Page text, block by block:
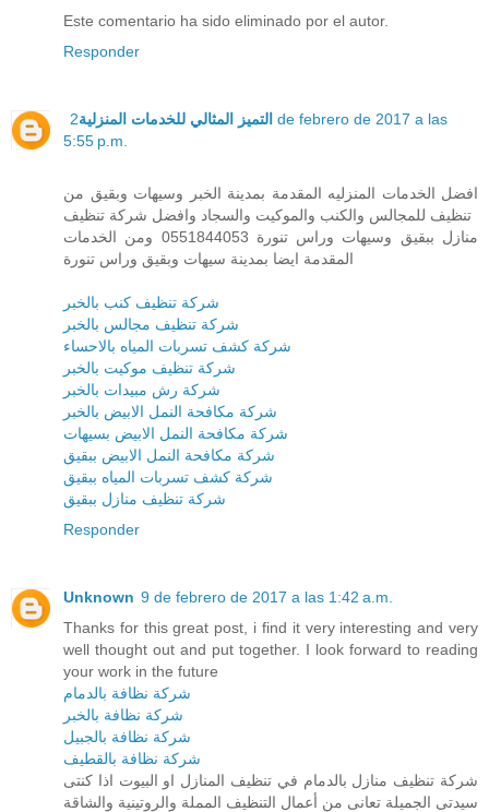
Este comentario ha sido eliminado por el autor.
Responder
التميز المثالي للخدمات المنزلية2 de febrero de 2017 a las
5:55 p.m.
افضل الخدمات المنزليه المقدمة بمدينة الخبر وسيهات وبقيق من
تنظيف للمجالس والكنب والموكيت والسجاد وافضل شركة تنظيف
منازل ببقيق وسيهات وراس تنورة 0551844053 ومن الخدمات
المقدمة ايضا بمدينة سيهات وبقيق وراس تنورة
شركة تنظيف كنب بالخبر
شركة تنظيف مجالس بالخبر
شركة كشف تسربات المياه بالاحساء
شركة تنظيف موكيت بالخبر
شركة رش مبيدات بالخبر
شركة مكافحة النمل الابيض بالخبر
شركة مكافحة النمل الابيض بسيهات
شركة مكافحة النمل الابيض ببقيق
شركة كشف تسربات المياه ببقيق
شركة تنظيف منازل ببقيق
Responder
Unknown 9 de febrero de 2017 a las 1:42 a.m.
Thanks for this great post, i find it very interesting and very
well thought out and put together. I look forward to reading
your work in the future
شركة نظافة بالدمام
شركة نظافة بالخبر
شركة نظافة بالجبيل
شركة نظافة بالقطيف
شركة تنظيف منازل بالدمام في تنظيف المنازل او البيوت اذا كنتى
سيدتى الجميلة تعانى من أعمال التنظيف المملة والروتينية والشاقة